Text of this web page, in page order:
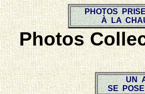
PHOTOS
À LA
Photos
UN
SE